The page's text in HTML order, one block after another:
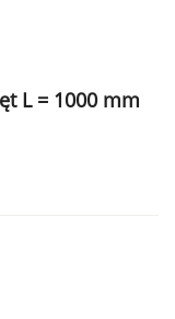
L = 1000 mm